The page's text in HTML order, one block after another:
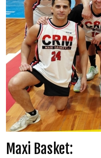
Maxi Basket: